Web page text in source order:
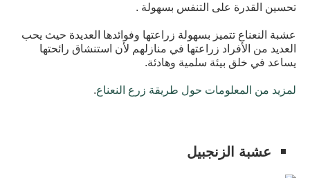
تحسين القدرة على التنفس بسهولة .
عشبة النعناع تتميز بسهولة زراعتها وفوائدها العديدة حيث يحب
العديد من الأفراد زراعتها في منازلهم لأن استنشاق رائحتها
يساعد في خلق بيئة سلمية وهادئة.
لمزيد من المعلومات حول طريقة زرع النعناع.
عشبة الزنجبيل